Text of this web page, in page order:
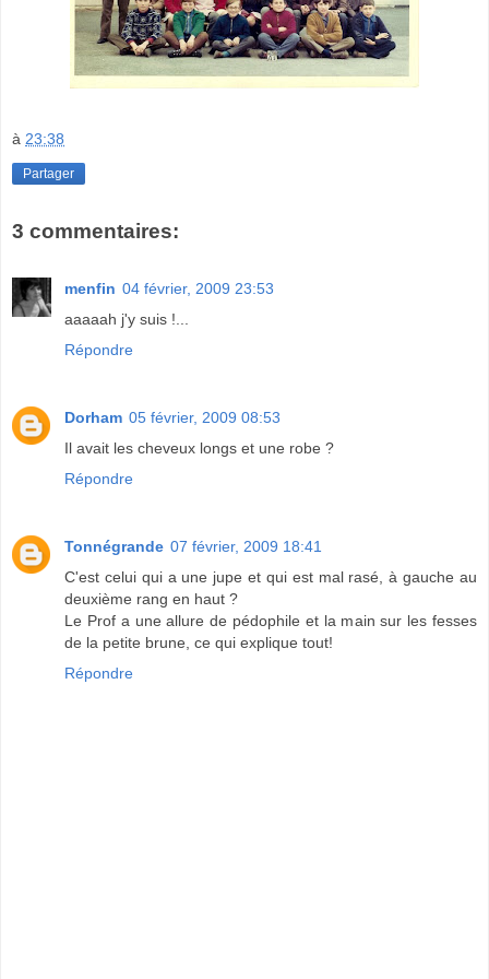
à 23:38
Partager
3 commentaires:
menfin 04 février, 2009 23:53
aaaaah j'y suis !...
Répondre
Dorham 05 février, 2009 08:53
Il avait les cheveux longs et une robe ?
Répondre
Tonnégrande 07 février, 2009 18:41
C'est celui qui a une jupe et qui est mal rasé, à gauche au
deuxième rang en haut ?
Le Prof a une allure de pédophile et la main sur les fesses
de la petite brune, ce qui explique tout!
Répondre